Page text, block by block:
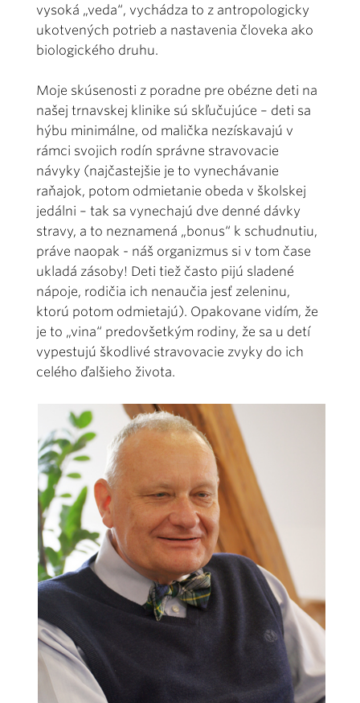
vysoká „veda“, vychádza to z antropologicky
ukotvených potrieb a nastavenia človeka ako
biologického druhu.
Moje skúsenosti z poradne pre obézne deti na
našej trnavskej klinike sú skľučujúce – deti sa
hýbu minimálne, od malička nezískavajú v
rámci svojich rodín správne stravovacie
návyky (najčastejšie je to vynechávanie
raňajok, potom odmietanie obeda v školskej
jedálni – tak sa vynechajú dve denné dávky
stravy, a to neznamená „bonus“ k schudnutiu,
práve naopak - náš organizmus si v tom čase
ukladá zásoby! Deti tiež často pijú sladené
nápoje, rodičia ich nenaučia jesť zeleninu,
ktorú potom odmietajú). Opakovane vidím, že
je to „vina“ predovšetkým rodiny, že sa u detí
vypestujú škodlivé stravovacie zvyky do ich
celého ďalšieho života.